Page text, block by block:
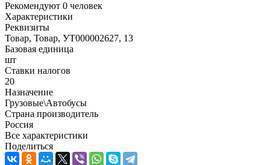
Рекомендуют 0 человек
Характеристики
Реквизиты
Товар, Товар, УТ000002627, 13
Базовая единица
шт
Ставки налогов
20
Назначение
Грузовые\Автобусы
Страна производитель
Россия
Все характеристики
Поделиться